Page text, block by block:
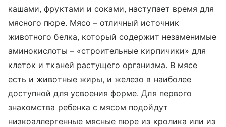
кашами, фруктами и соками, наступает время для
мясного пюре. Мясо – отличный источник
животного белка, который содержит незаменимые
аминокислоты – «строительные кирпичики» для
клеток и тканей растущего организма. В мясе
есть и животные жиры, и железо в наиболее
доступной для усвоения форме. Для первого
знакомства ребенка с мясом подойдут
низкоаллергенные мясные пюре из кролика или из